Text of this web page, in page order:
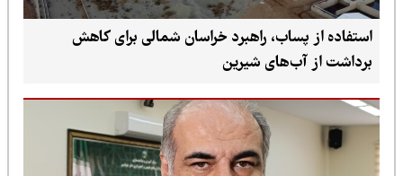
استفاده از پساب، راهبرد خراسان شمالی برای کاهش
برداشت از آب‌های شیرین